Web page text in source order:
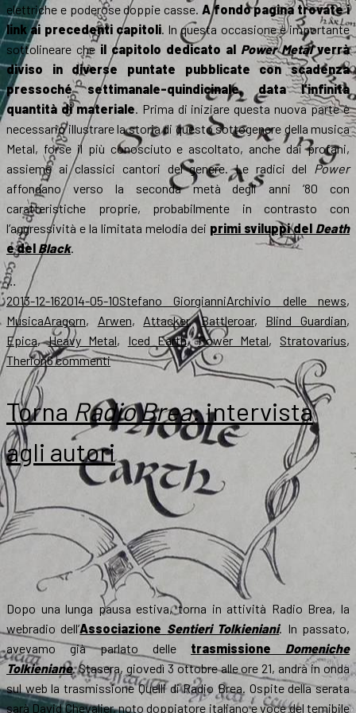
elettriche e poderose doppie casse. A fondo pagina trovate i
link ai precedenti capitoli. In questa occasione è importante
sottolineare che il capitolo dedicato al Power Metalverrà
diviso in diverse puntate pubblicate con scadenza
pressoché settimanale-quindicinale, data l’infinita
quantità di materiale. Prima di iniziare questa nuova parte è
necessario illustrare la storia di questo sottogenere della musica
Metal, forse il più conosciuto e ascoltato, anche dai profani,
assieme ai classici cantori del genere. Le radici del Power
affondano verso la seconda metà degli anni ’80 con
caratteristiche proprie, probabilmente in contrasto con
l’aggressività e la limitata melodia dei primi sviluppi del Death
e del Black.
…
Scritto
il
2013-12-162014-05-10Autore
Stefano GiorgianniCategorie
Archivio delle news,
MusicaTag
Aragorn, Arwen, Attacker,Battleroar, Blind Guardian,
Epica,Heavy Metal, Iced Earth,Power Metal, Stratovarius,
Therion6 commentisu
e
il
Metal
Parte
4
Power
Metal
(1)
Torna Radio Brea: intervista
agli autori
Dopo una lunga pausa estiva, torna in attività Radio Brea, la
webradio dell’Associazione Sentieri Tolkieniani. In passato,
avevamo già parlato delle trasmissione Domeniche
Tolkieniane. Stasera, giovedì 3 ottobre alle ore 21, andrà in onda
sul web la trasmissione Quelli di Radio Brea. Ospite della serata
sarà David Chevalier, noto doppiatore italiano e voce del temibile